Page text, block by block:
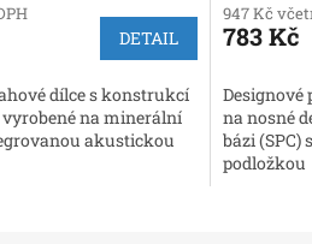
DETAIL
dílce s konstrukcí
vyrobené na minerální
akustickou
947 Kč
783 Kč
Designové
na nosné
bázi
podložkou